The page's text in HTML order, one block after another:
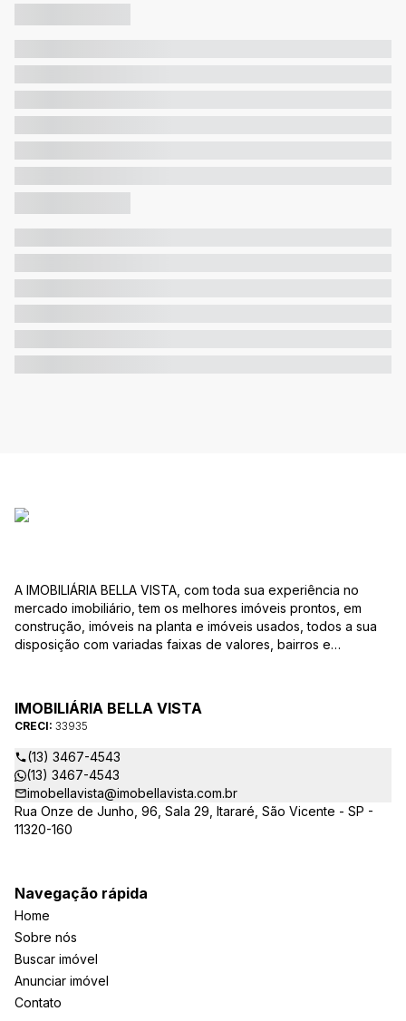
A IMOBILIÁRIA BELLA VISTA, com toda sua experiência no
mercado imobiliário, tem os melhores imóveis prontos, em
construção, imóveis na planta e imóveis usados, todos a sua
disposição com variadas faixas de valores, bairros e
ao CRECI-EE – estarão sempre prontos para responder-lhe
todas as suas dúvidas sobre casas, apartamentos, terrenos,
salas comerciais e outros produtos imobiliários.
IMOBILIÁRIA BELLA VISTA
CRECI: 33935
(13) 3467-4543
(13) 3467-4543
imobellavista@imobellavista.com.br
Rua Onze de Junho, 96, Sala 29, Itararé, São Vicente - SP -
11320-160
Navegação rápida
Home
Sobre nós
Buscar imóvel
Anunciar imóvel
Contato